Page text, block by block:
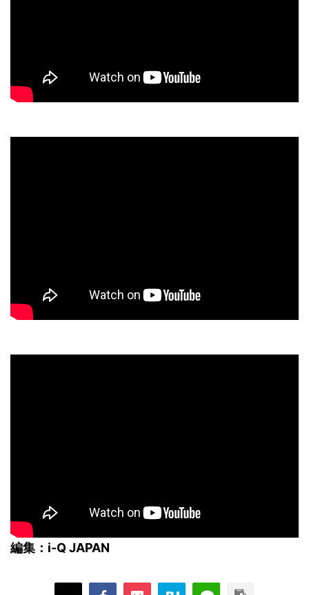
編集：i-Q JAPAN